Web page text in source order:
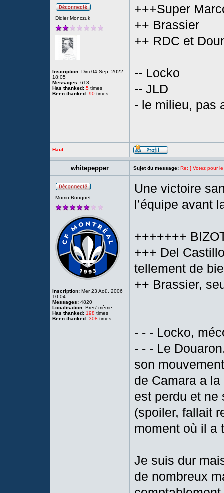
Didier Monczuk
Inscription: Dim 04 Sep, 2022
18:05
Messages: 613
Has thanked: 5 times
Been thanked: 90 times
+++Super
++ Brassier
++ RDC et
-- Locko
-- JLD
- le milieu, pas
Haut
whitepepper Sujet du message: Re: [ Votez pour
Momo Bouquet
Inscription: Mer 23 Aoû, 2006
10:04
Messages: 4820
Localisation: Bres' même
Has thanked: 198 times
Been thanked: 308 times
Une victoire
l’équipe avant
+++++++
+++ Del
tellement de
++ Brassier,
- - - Locko,
- - - Le
son
de Camara a
est perdu et ne
(spoiler, fallait
moment où il
Je suis dur
de nombreux